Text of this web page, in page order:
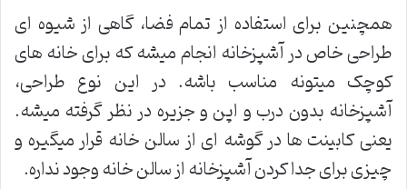
همچنین برای استفاده از تمام فضا، گاهی از شیوه ای
طراحی خاص در آشپزخانه انجام میشه که برای خانه های
کوچک میتونه مناسب باشه. در این نوع طراحی،
آشپزخانه بدون درب و اپن و جزیره در نظر گرفته میشه.
یعنی کابینت ها در گوشه ای از سالن خانه قرار میگیره و
چیزی برای جدا کردن آشپزخانه از سالن خانه وجود نداره.